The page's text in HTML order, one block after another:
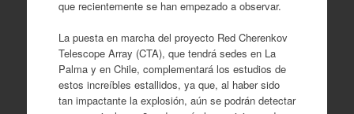
que recientemente se han empezado a observar.
La puesta en marcha del proyecto Red Cherenkov
Telescope Array (CTA), que tendrá sedes en La
Palma y en Chile, complementará los estudios de
estos increíbles estallidos, ya que, al haber sido
tan impactante la explosión, aún se podrán detectar